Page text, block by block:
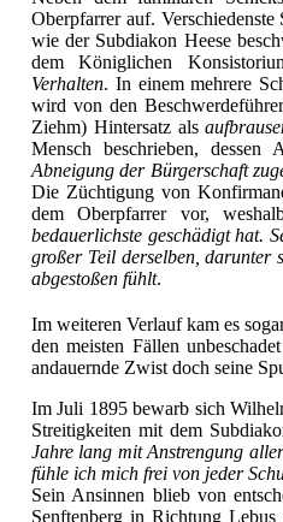
Oberpfarrer auf. Verschiedenste
wie der Subdiakon Heese
dem Königlichen
Verhalten. In einem mehrere
wird von den
Ziehm) Hintersatz als
Mensch beschrieben, dessen
Abneigung der Bürgerschaft
Die Züchtigung von
dem Oberpfarrer vor,
bedauerlichste geschädigt hat.
großer Teil derselben, darunter
abgestoßen fühlt.
Im weiteren Verlauf kam es
den meisten Fällen
andauernde Zwist doch seine
Im Juli 1895 bewarb sich
Streitigkeiten mit dem
Jahre lang mit Anstrengung
fühle ich mich frei von jeder
Sein Ansinnen blieb von
Senftenberg in Richtung